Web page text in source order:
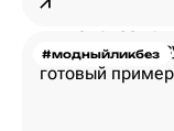
#модныйликбез